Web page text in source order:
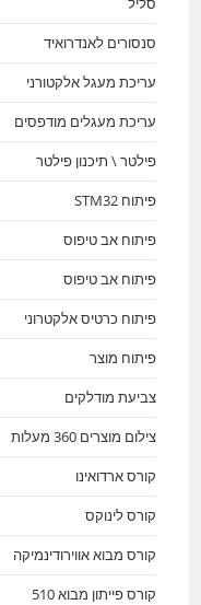
סנסורים לאנדרואיד
עריכת מעגל אלקטורני
עריכת מעגלים מודפסים
פילטר \ תיכנון פילטר
פיתוח STM32
פיתוח אב טיפוס
פיתוח אב טיפוס
פיתוח כרטיס אלקטרוני
פיתוח מוצר
צביעת מודלקים
צילום מוצרים 360 מעלות
קורס ארדואינו
קורס לינוקס
קורס מבוא אווירודינמיקה
קורס פייתון מבוא 510